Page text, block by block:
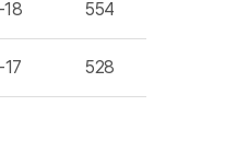
554
528